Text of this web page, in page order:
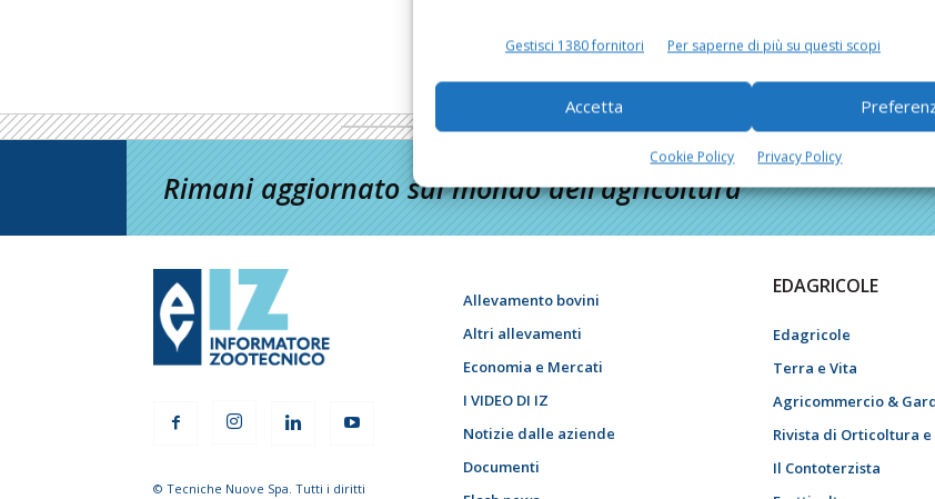
Gestisci 1380 fornitori Per saperne di più su questi scopi
Accetta
Cookie Policy Privacy Policy
Rimani aggiornato sul mondo dell’agricoltura
© Tecniche Nuove Spa. Tutti i diritti
Allevamento bovini
Altri allevamenti
Economia e Mercati
I VIDEO DI IZ
Notizie dalle aziende
Documenti
EDAGRICOLE
Edagricole
Terra e Vita
Agricommercio &
Rivista di Orticoltura
Il Contoterzista